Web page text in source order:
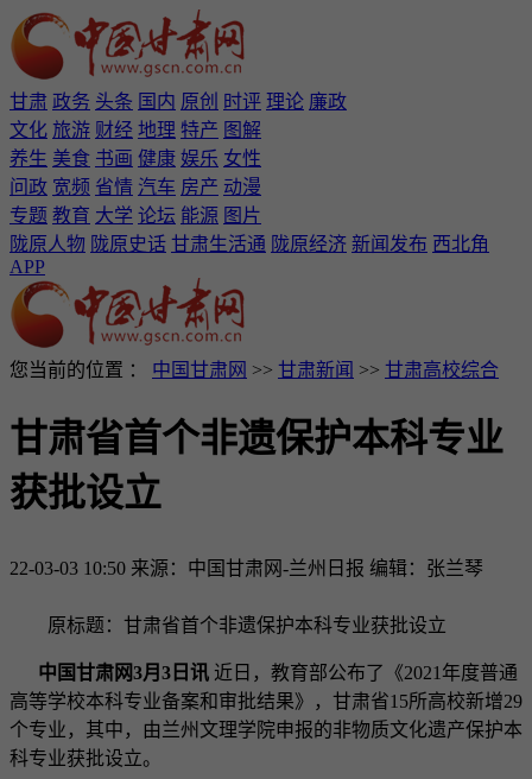
甘肃 政务 头条 国内 原创 时评 理论 廉政
文化 旅游 财经 地理 特产 图解
养生 美食 书画 健康 娱乐 女性
问政 宽频 省情 汽车 房产 动漫
专题 教育 大学 论坛 能源 图片
陇原人物 陇原史话 甘肃生活通 陇原经济 新闻发布 西北角
APP
您当前的位置 ： 中国甘肃网 >> 甘肃新闻 >> 甘肃高校综合
甘肃省首个非遗保护本科专业
获批设立
22-03-03 10:50 来源：中国甘肃网-兰州日报 编辑：张兰琴
原标题：甘肃省首个非遗保护本科专业获批设立
中国甘肃网3月3日讯 近日，教育部公布了《2021年度普通
高等学校本科专业备案和审批结果》，甘肃省15所高校新增29
个专业，其中，由兰州文理学院申报的非物质文化遗产保护本
科专业获批设立。